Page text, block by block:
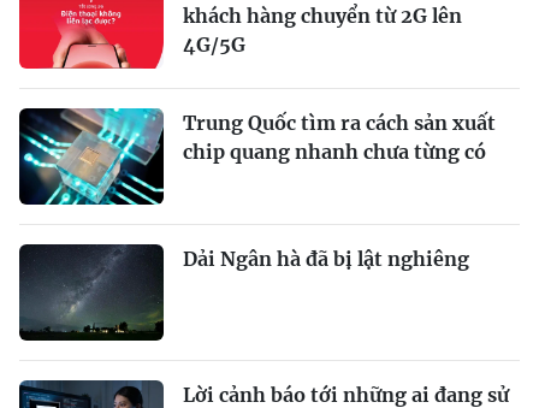
khách hàng chuyển từ 2G lên
4G/5G
Trung Quốc tìm ra cách sản xuất
chip quang nhanh chưa từng có
Dải Ngân hà đã bị lật nghiêng
Lời cảnh báo tới những ai đang sử